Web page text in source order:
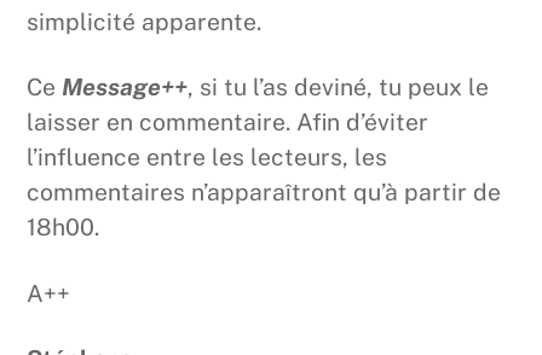
simplicité apparente.
Ce Message++, si tu l’as deviné, tu peux le
laisser en commentaire. Afin d’éviter
l’influence entre les lecteurs, les
commentaires n’apparaîtront qu’à partir de
18h00.
A++